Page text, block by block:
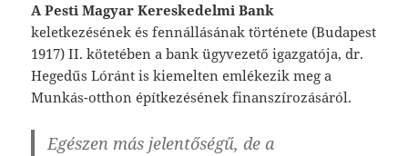
A Pesti Magyar Kereskedelmi Bank
keletkezésének és fennállásának története (Budapest
1917) II. kötetében a bank ügyvezető igazgatója, dr.
Hegedűs Lóránt is kiemelten emlékezik meg a
Munkás-otthon építkezésének finanszírozásáról.
Egészen más jelentőségű, de a